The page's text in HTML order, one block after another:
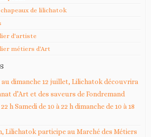
de lilichatok
d'artiste
métiers d'Art
au dimanche 12 juillet, Lilichatok découvrira
d’Art et des saveurs de Fondremand
h Samedi de 10 à 22 h dimanche de 10 à 18
Lilichatok participe au Marché des Métiers